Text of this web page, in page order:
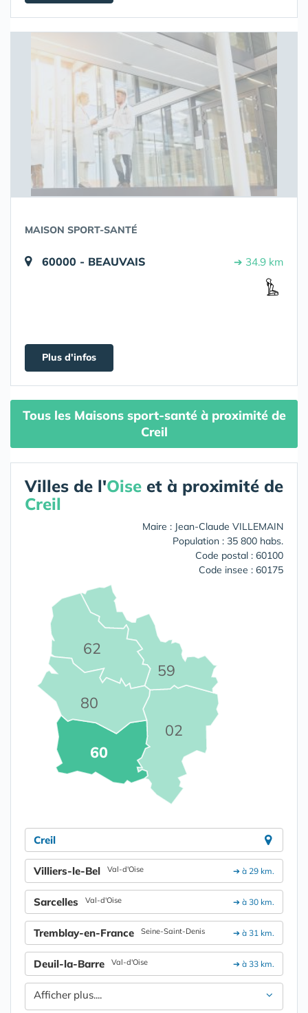
MAISON SPORT-SANTÉ
60000 - BEAUVAIS ➔ 34.9 km
Plus d'infos
Tous les Maisons sport-santé à proximité de
Creil
Villes de l'Oise et à proximité de
Creil
Maire : Jean-Claude VILLEMAIN
Population : 35 800 habs.
Code postal : 60100
Code insee : 60175
02
59
60
62
80
Creil
➔ à 29 km.
Villiers-le-Bel Val-d'Oise
➔ à 30 km.
Sarcelles Val-d'Oise
➔ à 31 km.
Tremblay-en-France Seine-Saint-Denis
➔ à 33 km.
Deuil-la-Barre Val-d'Oise
Afficher plus....